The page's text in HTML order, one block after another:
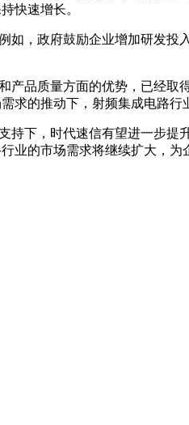
快速增长。
，政府鼓励企业增加研发
质量方面的优势，已经取
的推动下，射频集成电路行
，时代速信有望进一步提
业的市场需求将继续扩大，为